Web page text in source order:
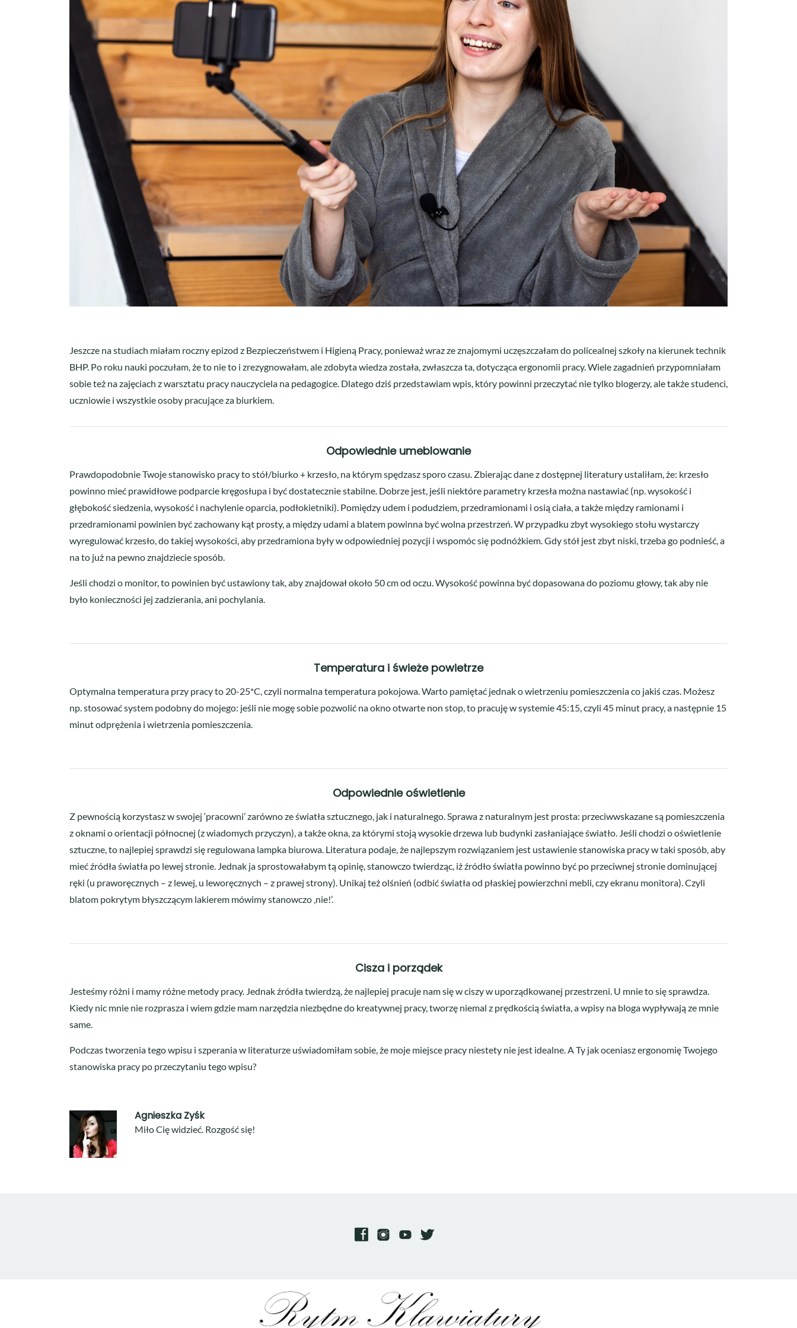
Jeszcze na studiach miałam roczny epizod z Bezpieczeństwem i Higieną Pracy, ponieważ wraz ze znajomymi uczęszczałam do policealnej szkoły na kierunek technik
BHP. Po roku nauki poczułam, że to nie to i zrezygnowałam, ale zdobyta wiedza została, zwłaszcza ta, dotycząca ergonomii pracy. Wiele zagadnień przypomniałam
sobie też na zajęciach z warsztatu pracy nauczyciela na pedagogice. Dlatego dziś przedstawiam wpis, który powinni przeczytać nie tylko blogerzy, ale także studenci,
uczniowie i wszystkie osoby pracujące za biurkiem.
Odpowiednie umeblowanie
Prawdopodobnie Twoje stanowisko pracy to stół/biurko + krzesło, na którym spędzasz sporo czasu. Zbierając dane z dostępnej literatury ustaliłam, że: krzesło
powinno mieć prawidłowe podparcie kręgosłupa i być dostatecznie stabilne. Dobrze jest, jeśli niektóre parametry krzesła można nastawiać (np. wysokość i
głębokość siedzenia, wysokość i nachylenie oparcia, podłokietniki). Pomiędzy udem i podudziem, przedramionami i osią ciała, a także między ramionami i
przedramionami powinien być zachowany kąt prosty, a między udami a blatem powinna być wolna przestrzeń. W przypadku zbyt wysokiego stołu wystarczy
wyregulować krzesło, do takiej wysokości, aby przedramiona były w odpowiedniej pozycji i wspomóc się podnóżkiem. Gdy stół jest zbyt niski, trzeba go podnieść, a
na to już na pewno znajdziecie sposób.
Jeśli chodzi o monitor, to powinien być ustawiony tak, aby znajdował około 50 cm od oczu. Wysokość powinna być dopasowana do poziomu głowy, tak aby nie
było konieczności jej zadzierania, ani pochylania.
Temperatura i świeże powietrze
Optymalna temperatura przy pracy to 20-25*C, czyli normalna temperatura pokojowa. Warto pamiętać jednak o wietrzeniu pomieszczenia co jakiś czas. Możesz
np. stosować system podobny do mojego: jeśli nie mogę sobie pozwolić na okno otwarte non stop, to pracuję w systemie 45:15, czyli 45 minut pracy, a następnie 15
minut odprężenia i wietrzenia pomieszczenia.
Odpowiednie oświetlenie
Z pewnością korzystasz w swojej ‘pracowni’ zarówno ze światła sztucznego, jak i naturalnego. Sprawa z naturalnym jest prosta: przeciwwskazane są pomieszczenia
z oknami o orientacji północnej (z wiadomych przyczyn), a także okna, za którymi stoją wysokie drzewa lub budynki zasłaniające światło. Jeśli chodzi o oświetlenie
sztuczne, to najlepiej sprawdzi się regulowana lampka biurowa. Literatura podaje, że najlepszym rozwiązaniem jest ustawienie stanowiska pracy w taki sposób, aby
mieć źródła światła po lewej stronie. Jednak ja sprostowałabym tą opinię, stanowczo twierdząc, iż źródło światła powinno być po przeciwnej stronie dominującej
ręki (u praworęcznych – z lewej, u leworęcznych – z prawej strony). Unikaj też olśnień (odbić światła od płaskiej powierzchni mebli, czy ekranu monitora). Czyli
blatom pokrytym błyszczącym lakierem mówimy stanowczo ‚nie!’.
Cisza i porządek
Jesteśmy różni i mamy różne metody pracy. Jednak źródła twierdzą, że najlepiej pracuje nam się w ciszy w uporządkowanej przestrzeni. U mnie to się sprawdza.
Kiedy nic mnie nie rozprasza i wiem gdzie mam narzędzia niezbędne do kreatywnej pracy, tworzę niemal z prędkością światła, a wpisy na bloga wypływają ze mnie
same.
Podczas tworzenia tego wpisu i szperania w literaturze uświadomiłam sobie, że moje miejsce pracy niestety nie jest idealne. A Ty jak oceniasz ergonomię Twojego
stanowiska pracy po przeczytaniu tego wpisu?
Agnieszka Zyśk
Miło Cię widzieć. Rozgość się!